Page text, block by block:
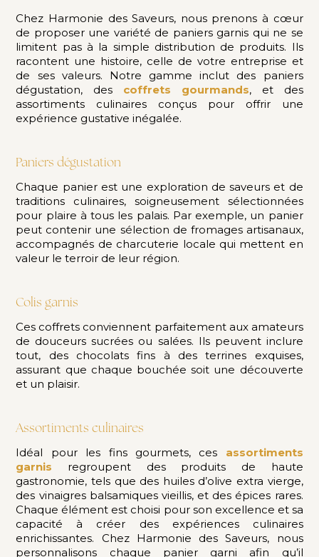
Chez Harmonie des Saveurs, nous prenons à cœur
de proposer une variété de paniers garnis qui ne se
limitent pas à la simple distribution de produits. Ils
racontent une histoire, celle de votre entreprise et
de ses valeurs. Notre gamme inclut des paniers
dégustation, des coffrets gourmands, et des
assortiments culinaires conçus pour offrir une
expérience gustative inégalée.
Paniers dégustation
Chaque panier est une exploration de saveurs et de
traditions culinaires, soigneusement sélectionnées
pour plaire à tous les palais. Par exemple, un panier
peut contenir une sélection de fromages artisanaux,
accompagnés de charcuterie locale qui mettent en
valeur le terroir de leur région.
Colis garnis
Ces coffrets conviennent parfaitement aux amateurs
de douceurs sucrées ou salées. Ils peuvent inclure
tout, des chocolats fins à des terrines exquises,
assurant que chaque bouchée soit une découverte
et un plaisir.
Assortiments culinaires
Idéal pour les fins gourmets, ces assortiments
garnis regroupent des produits de haute
gastronomie, tels que des huiles d’olive extra vierge,
des vinaigres balsamiques vieillis, et des épices rares.
Chaque élément est choisi pour son excellence et sa
capacité à créer des expériences culinaires
enrichissantes. Chez Harmonie des Saveurs, nous
personnalisons chaque panier garni afin qu’il